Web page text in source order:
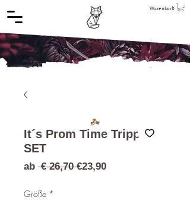
Warenkorb
It´s Prom Time Tripple
SET
ab € 26,70 Standardpreis
€23,90Sale-
Größe *